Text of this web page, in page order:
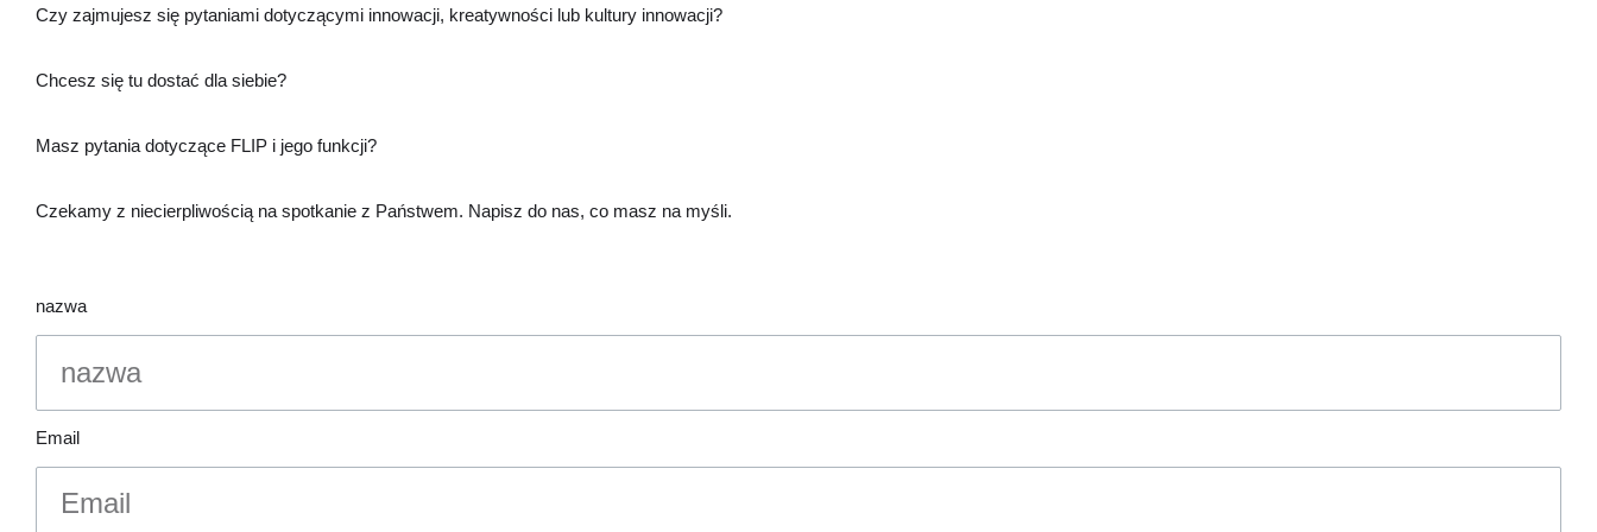
Czy zajmujesz się pytaniami dotyczącymi innowacji, kreatywności lub kultury innowacji?
Chcesz się tu dostać dla siebie?
Masz pytania dotyczące FLIP i jego funkcji?
Czekamy z niecierpliwością na spotkanie z Państwem. Napisz do nas, co masz na myśli.
nazwa
Email